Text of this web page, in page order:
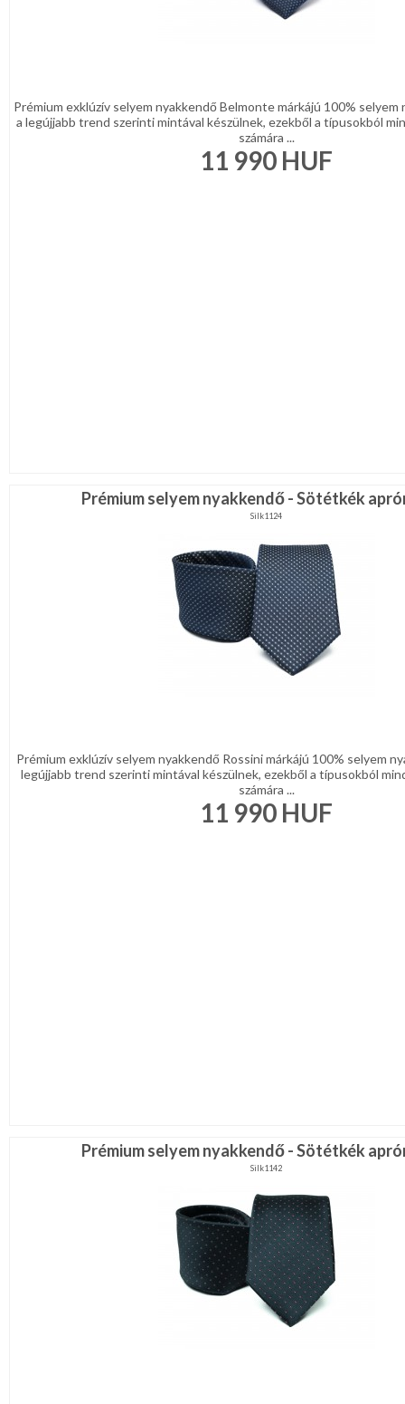
Prémium exklúzív selyem nyakkendő Belmonte márkájú 100% selyem
a legújjabb trend szerinti mintával készülnek, ezekből a típusokból
számára ...
11 990 HUF
Prémium selyem nyakkendő - Sötétkék
Silk1124
Prémium exklúzív selyem nyakkendő Rossini márkájú 100% selyem
legújjabb trend szerinti mintával készülnek, ezekből a típusokból
számára ...
11 990 HUF
Prémium selyem nyakkendő - Sötétkék
Silk1142